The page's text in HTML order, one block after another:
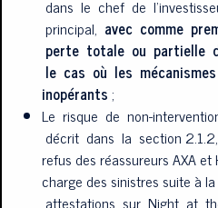
tout en
les arts de la
dans le chef de
principal, avec comme
perte totale ou partielle
le cas où les mécanismes
inopérants ;
Le risque de non-
décrit dans la section
refus des réassureurs AXA
charge des sinistres suite à
attestations sur Night at